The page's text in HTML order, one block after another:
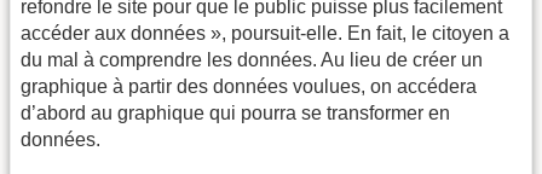
refondre le site pour que le public puisse plus facilement
accéder aux données », poursuit-elle. En fait, le citoyen a
du mal à comprendre les données. Au lieu de créer un
graphique à partir des données voulues, on accédera
d’abord au graphique qui pourra se transformer en
données.